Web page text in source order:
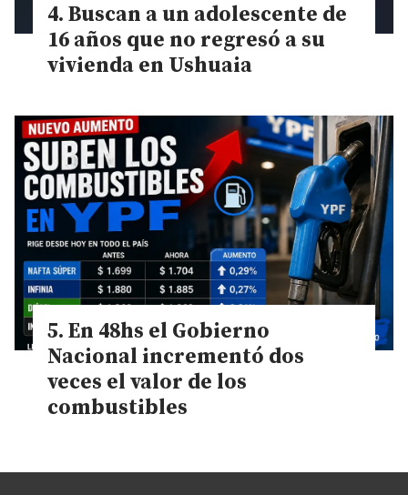
Buscan a un adolescente de
16 años que no regresó a su
vivienda en Ushuaia
En 48hs el Gobierno
Nacional incrementó dos
veces el valor de los
combustibles